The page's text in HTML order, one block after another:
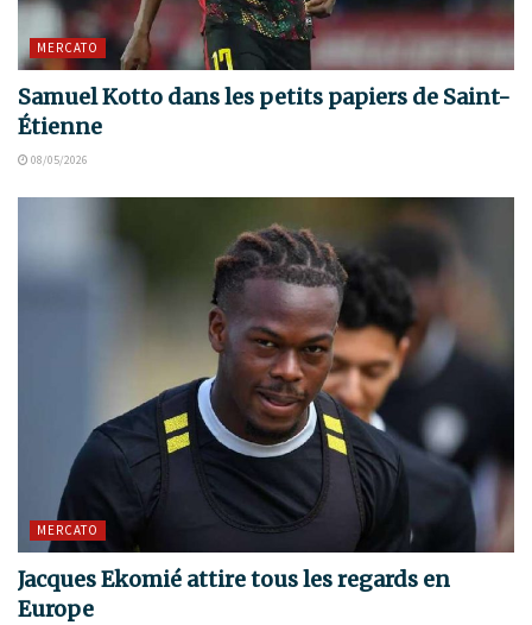
MERCATO
Samuel Kotto dans les petits papiers de Saint-
Étienne
08/05/2026
MERCATO
Jacques Ekomié attire tous les regards en
Europe